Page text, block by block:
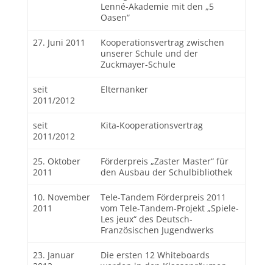
Lenné-Akademie mit den „5
Oasen“
27. Juni 2011
Kooperationsvertrag zwischen
unserer Schule und der
Zuckmayer-Schule
seit
2011/2012
Elternanker
seit
2011/2012
Kita-Kooperationsvertrag
25. Oktober
2011
Förderpreis „Zaster Master“ für
den Ausbau der Schulbibliothek
10. November
2011
Tele-Tandem Förderpreis 2011
vom Tele-Tandem-Projekt „Spiele-
Les jeux“ des Deutsch-
Französischen Jugendwerks
23. Januar
Die ersten 12 Whiteboards